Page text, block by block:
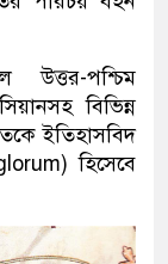
উত্তর-পশ্চিম
বিভিন্ন
ইতিহাসবিদ
হিসেবে